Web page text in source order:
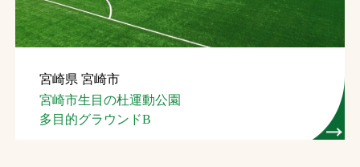
採用情報
検索
お問合せ
お取引先の皆様へ
宮崎県 宮崎市
宮崎市生目の杜運動公園
多目的グラウンドB